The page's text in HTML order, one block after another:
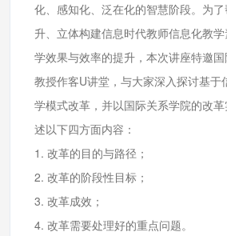
化、感知化、泛在化的智慧阶段。为
升、立体构建信息时代教师信息化教
学效果与效率的提升，本次讲座特邀
教授作客U讲堂，与大家深入探讨基于
学模式改革，并以国际关系学院的改
述以下四方面内容：
1. 改革的目的与路径；
2. 改革的阶段性目标；
3. 改革成效；
4. 改革需要处理好的重点问题。